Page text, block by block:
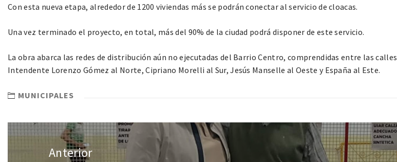
Con esta nueva etapa, alrededor de 1200 viviendas más se podrán conectar al servicio de cloacas.
Una vez terminado el proyecto, en total, más del 90% de la ciudad podrá disponer de este servicio.
La obra abarca las redes de distribución aún no ejecutadas del Barrio Centro, comprendidas entre las calles
Intendente Lorenzo Gómez al Norte, Cipriano Morelli al Sur, Jesús Manselle al Oeste y España al Este.
MUNICIPALES
Anterior